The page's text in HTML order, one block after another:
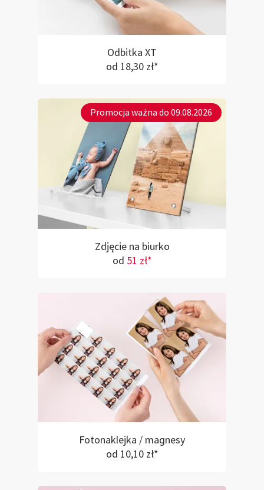
Odbitka XT
od 18,30 zł*
Promocja ważna do 09.08.2026
Zdjęcie na biurko
od 51 zł*
Fotonaklejka / magnesy
od 10,10 zł*